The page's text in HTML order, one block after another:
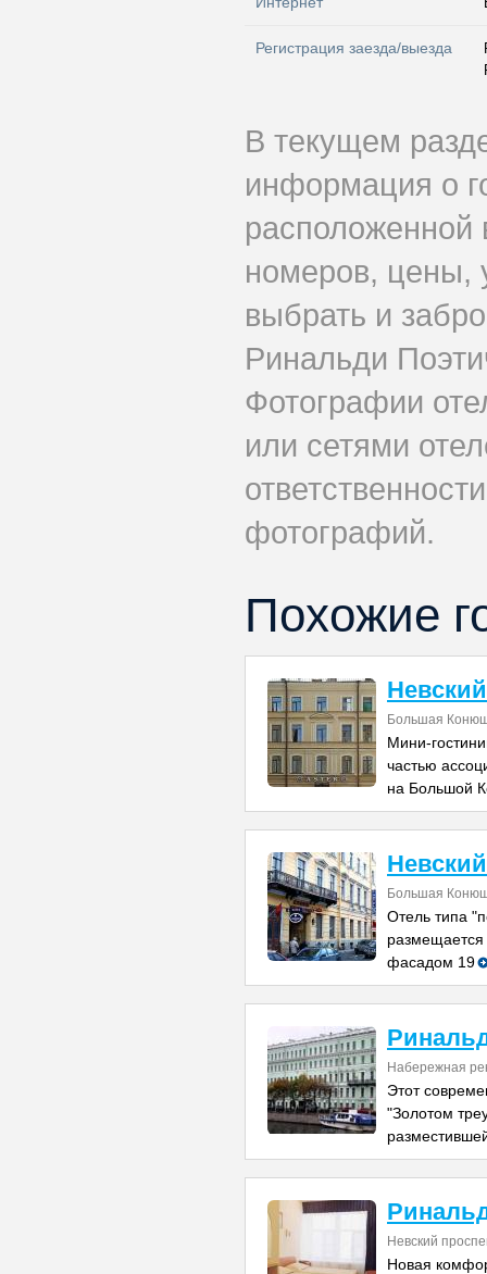
Регистрация заезда/выезда
В текущем
информация о
расположенной
номеров, цены,
выбрать и
Ринальди
Фотографии
или сетями
фотографий.
Похожие
Большая
Мини-
частью
на Большой
Большая
Отель типа
размещается
фасадом 19
Набережная
Этот
"Золотом
Невский
Новая